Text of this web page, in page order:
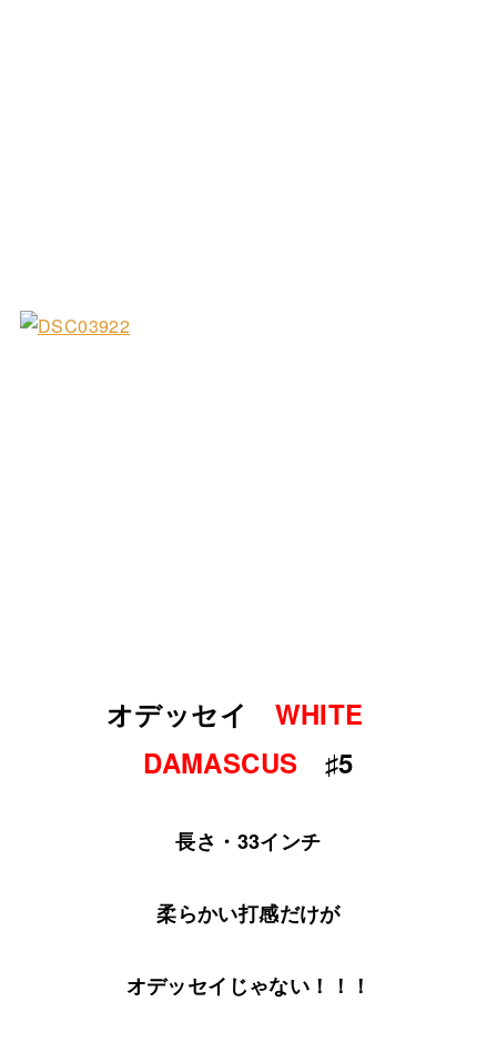
オデッセイ WHITE
DAMASCUS ♯5
長さ・33インチ
柔らかい打感だけが
オデッセイじゃない！！！